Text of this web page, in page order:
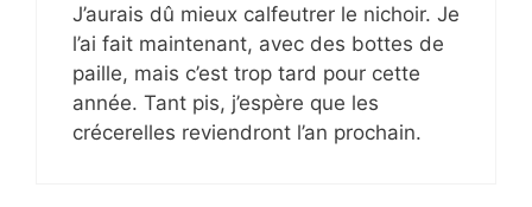
J’aurais dû mieux calfeutrer le nichoir. Je
l’ai fait maintenant, avec des bottes de
paille, mais c’est trop tard pour cette
année. Tant pis, j’espère que les
crécerelles reviendront l’an prochain.